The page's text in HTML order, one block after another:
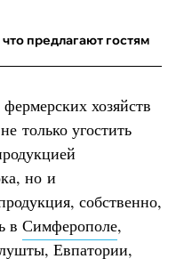
предлагают гостям
хозяйств
только угостить
но и
собственно,
в Симферополе,
, Евпатории,